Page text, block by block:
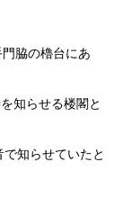
脇の櫓台にあ
知らせる楼閣と
知らせていたと